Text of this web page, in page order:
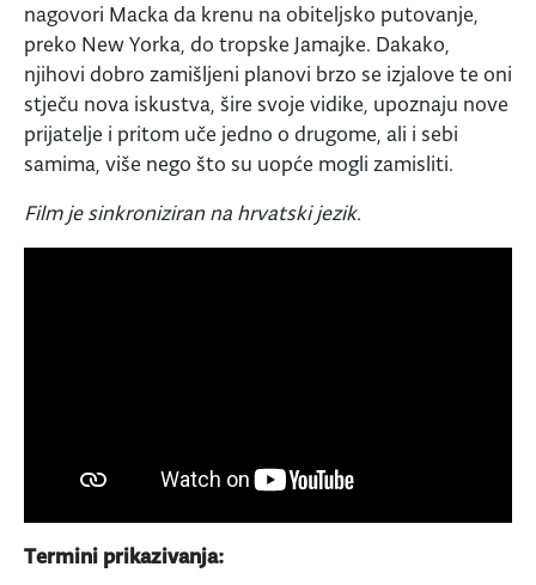
nagovori Macka da krenu na obiteljsko putovanje,
preko New Yorka, do tropske Jamajke. Dakako,
njihovi dobro zamišljeni planovi brzo se izjalove te oni
stječu nova iskustva, šire svoje vidike, upoznaju nove
prijatelje i pritom uče jedno o drugome, ali i sebi
samima, više nego što su uopće mogli zamisliti.
Film je sinkroniziran na hrvatski jezik.
Termini prikazivanja: